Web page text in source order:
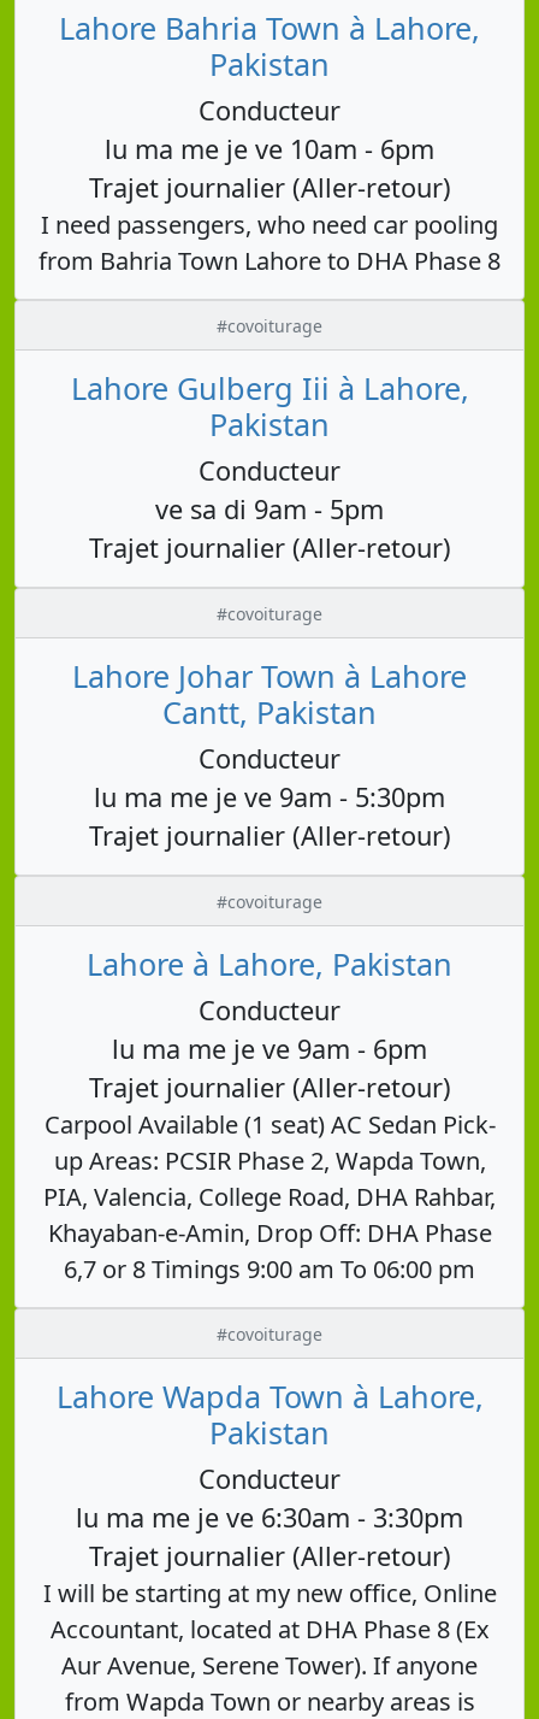
Lahore Bahria Town à Lahore,
Pakistan
Conducteur
lu ma me je ve 10am - 6pm
Trajet journalier (Aller-retour)
I need passengers, who need car pooling
from Bahria Town Lahore to DHA Phase 8
#covoiturage
Lahore Gulberg Iii à Lahore,
Pakistan
Conducteur
ve sa di 9am - 5pm
Trajet journalier (Aller-retour)
#covoiturage
Lahore Johar Town à Lahore
Cantt, Pakistan
Conducteur
lu ma me je ve 9am - 5:30pm
Trajet journalier (Aller-retour)
#covoiturage
Lahore à Lahore, Pakistan
Conducteur
lu ma me je ve 9am - 6pm
Trajet journalier (Aller-retour)
Carpool Available (1 seat) AC Sedan Pick-
up Areas: PCSIR Phase 2, Wapda Town,
PIA, Valencia, College Road, DHA Rahbar,
Khayaban-e-Amin, Drop Off: DHA Phase
6,7 or 8 Timings 9:00 am To 06:00 pm
#covoiturage
Lahore Wapda Town à Lahore,
Pakistan
Conducteur
lu ma me je ve 6:30am - 3:30pm
Trajet journalier (Aller-retour)
I will be starting at my new office, Online
Accountant, located at DHA Phase 8 (Ex
Aur Avenue, Serene Tower). If anyone
from Wapda Town or nearby areas is